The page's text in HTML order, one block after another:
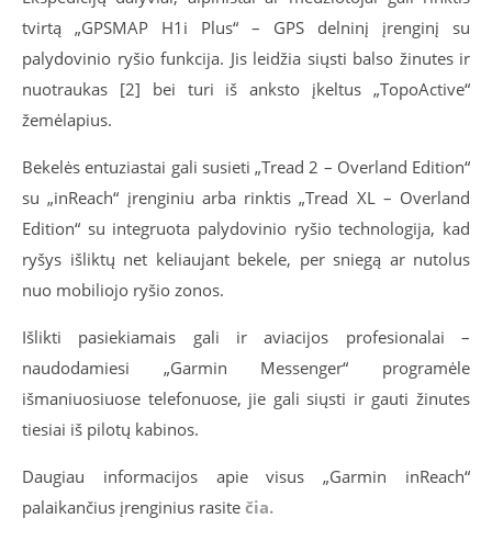
tvirtą „GPSMAP H1i Plus“ – GPS delninį įrenginį su
palydovinio ryšio funkcija. Jis leidžia siųsti balso žinutes ir
nuotraukas [2] bei turi iš anksto įkeltus „TopoActive“
žemėlapius.
Bekelės entuziastai gali susieti „Tread 2 – Overland Edition“
su „inReach“ įrenginiu arba rinktis „Tread XL – Overland
Edition“ su integruota palydovinio ryšio technologija, kad
ryšys išliktų net keliaujant bekele, per sniegą ar nutolus
nuo mobiliojo ryšio zonos.
Išlikti pasiekiamais gali ir aviacijos profesionalai –
naudodamiesi „Garmin Messenger“ programėle
išmaniuosiuose telefonuose, jie gali siųsti ir gauti žinutes
tiesiai iš pilotų kabinos.
Daugiau informacijos apie visus „Garmin inReach“
palaikančius įrenginius rasite čia.